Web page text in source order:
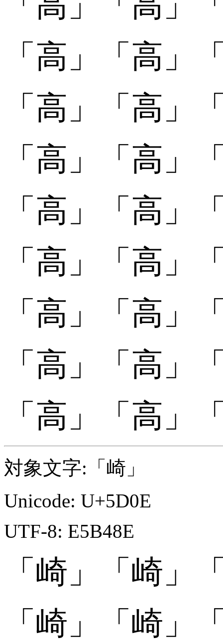
「高󠄀」 「高󠄀」
「高󠄁」 「高󠄁」
「高󠄂」 「高󠄂」
「高󠄃」 「高󠄃」
「高󠄄」 「高󠄄」
「高󠄅」 「高󠄅」
「高󠄆」 「高󠄆」
「高󠄇」 「高󠄇」
対象文字:「崎」
Unicode: U+5D0E
UTF-8: E5B48E
「崎」 「崎」
「崎󠄀」 「崎󠄀」